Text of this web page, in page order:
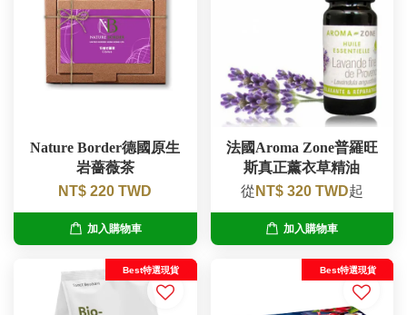
Nature Border德國原生
岩薔薇茶
NT$ 220 TWD
加入購物車
法國Aroma Zone普羅旺
斯真正薰衣草精油
從 NT$ 320 TWD起
加入購物車
Best特選現貨 Best特選現貨